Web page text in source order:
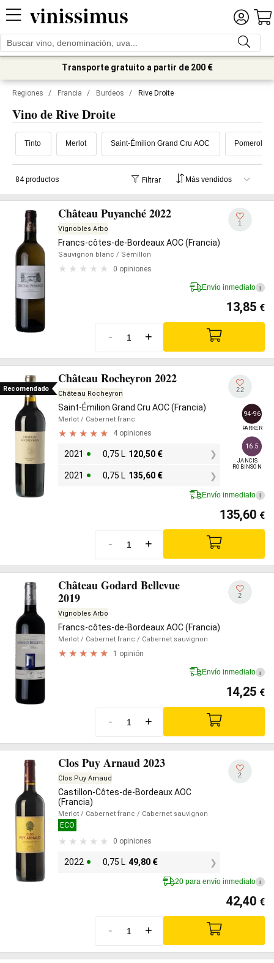
Transporte gratuito a partir de 200 €
Regiones / Francia / Burdeos / Rive Droite
Vino de Rive Droite
Tinto Merlot Saint-Émilion Grand Cru AOC Pomerol
84 productos Filtrar
Château Puyanché 2022
Vignobles Arbo
Francs-côtes-de-Bordeaux AOC (Francia)
Sauvignon blanc / Sémillon
0 opiniones
1
Envío inmediato i
13,85 €
- +
Recomendado
Château Rocheyron 2022
Château Rocheyron
Saint-Émilion Grand Cru AOC (Francia)
Merlot / Cabernet franc
4 opiniones
2021 0,75 L 120,50 €
2021 0,75 L 135,60 €
22
94-96
PARKER
16.5
JANCIS
ROBINSON
Envío inmediato i
135,60 €
- +
Château Godard Bellevue
2019
Vignobles Arbo
Francs-côtes-de-Bordeaux AOC (Francia)
Merlot / Cabernet franc / Cabernet sauvignon
1 opinión
2
Envío inmediato i
14,25 €
- +
Clos Puy Arnaud 2023
Clos Puy Arnaud
Castillon-Côtes-de-Bordeaux AOC
(Francia)
Merlot / Cabernet franc / Cabernet sauvignon
ECO
0 opiniones
2022 0,75 L 49,80 €
2
20 para envío inmediato i
42,40 €
- +